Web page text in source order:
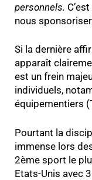
personnels.
nous
Si la dernière
apparaît
est un frein
individuels,
équipementiers
Pourtant la
immense lors
2ème sport le
Etats-Unis avec